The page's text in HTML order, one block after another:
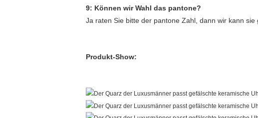
9: Können wir Wahl das pantone?
Ja raten Sie bitte der pantone Zahl, dann wir kann
Produkt-Show: